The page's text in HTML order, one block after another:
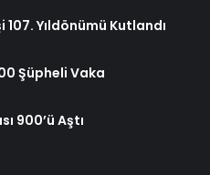
Yıldönümü Kutlandı
Şüpheli Vaka
900’ü Aştı